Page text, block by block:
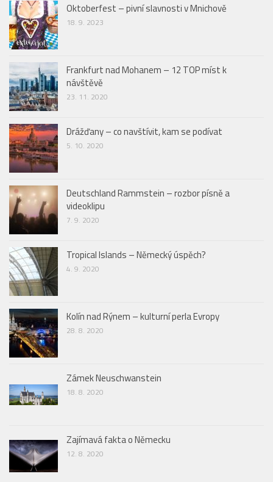
Oktoberfest – pivní slavnosti v Mnichově
18. 9. 2023
Frankfurt nad Mohanem – 12 TOP míst k
návštěvě
23. 11. 2020
Drážďany – co navštívit, kam se podívat
5. 10. 2020
Deutschland Rammstein – rozbor písně a
videoklipu
7. 9. 2020
Tropical Islands – Německý úspěch?
4. 9. 2020
Kolín nad Rýnem – kulturní perla Evropy
28. 8. 2020
Zámek Neuschwanstein
18. 8. 2020
Zajímavá fakta o Německu
12. 8. 2020